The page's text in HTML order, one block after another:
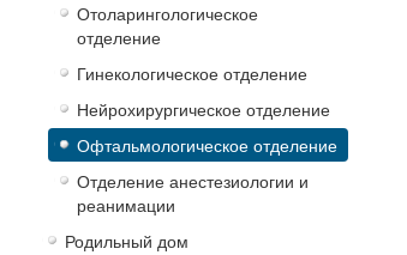
Отоларингологическое
отделение
Гинекологическое отделение
Нейрохирургическое отделение
Офтальмологическое отделение
Отделение анестезиологии и
реанимации
Родильный дом